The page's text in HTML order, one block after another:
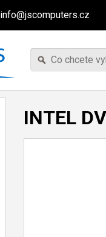
info@jscomputers.cz
INTEL